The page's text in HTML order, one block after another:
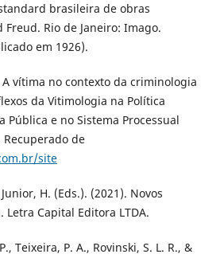
brasileira de obras
Rio de Janeiro: Imago.
em 1926).
A vítima no contexto da criminologia
da Vitimologia na Política
Pública e no Sistema Processual
Recuperado de
site
H. (Eds.). (2021). Novos
Capital Editora LTDA.
Teixeira, P. A., Rovinski, S. L. R., &